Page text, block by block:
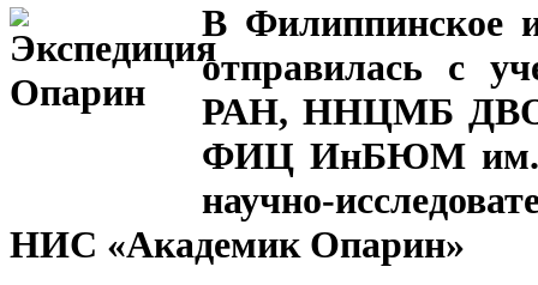
В Филиппинское
отправилась с
РАН, ННЦМБ
ФИЦ ИнБЮМ им.
научно-
НИС «Академик Опарин»